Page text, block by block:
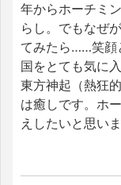
年からホーチミ
らし。でもなぜ
てみたら……笑顔
国をとても気に
東方神起（熱狂
は癒しです。ホ
えしたいと思い